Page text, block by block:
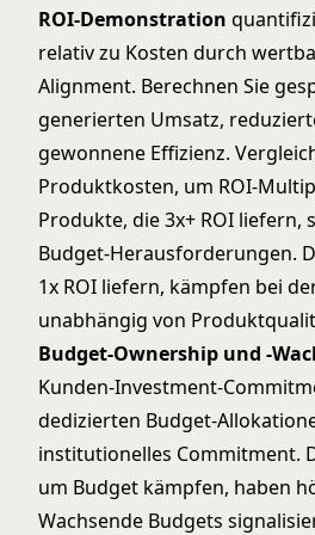
ROI-Demonstration
relativ zu Kosten durch
Alignment. Berechnen Sie
generierten Umsatz,
gewonnene Effizienz.
Produktkosten, um ROI-
Produkte, die 3x+ ROI liefern,
Budget-Herausforderungen.
1x ROI liefern, kämpfen bei
unabhängig von
Budget-Ownership und -
Kunden-Investment-
dedizierten Budget-
institutionelles Commitment.
um Budget kämpfen, haben
Wachsende Budgets